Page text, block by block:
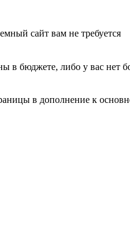
сайт вам не требуется
в бюджете, либо у вас нет
в дополнение к